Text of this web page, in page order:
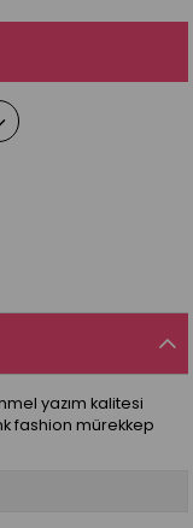
yazım kalitesi
fashion mürekkep